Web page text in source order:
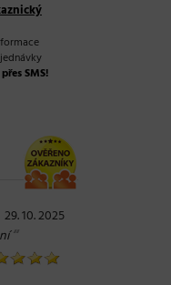
přes SMS!
29. 10. 2025
“